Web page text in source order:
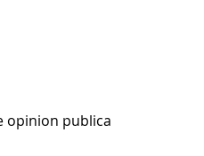
opinion publica